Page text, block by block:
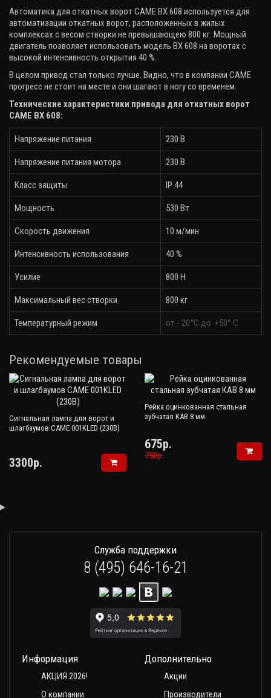
Автоматика для откатных ворот CAME BX 608 используется для
автоматизации откатных ворот, расположенных в жилых
комплексах с весом створки не превышающею 800 кг. Мощный
двигатель позволяет использовать модель BX608 на воротах с
высокой интенсивность открытия 40 %.
В целом привод стал только лучше. Видно, что в компании CAME
прогресс не стоит на месте и они шагают в ногу со временем.
Технические характеристики привода для откатных ворот
CAME BX 608:
Напряжение питания 230 В
Напряжение питания мотора 230 В
Класс защиты IP 44
Мощность 530 Вт
Скорость движения 10 м/мин
Интенсивность использования 40 %
Усилие 800 H
Максимальный вес створки 800 кг
Температурный режим от - 20°С до +50° C
Рекомендуемые товары
Сигнальная лампа для ворот и
шлагбаумов CAME 001KLED (230В)
3300р.
Рейка оцинкованная стальная
зубчатая КАВ 8 мм
675р.
750р.
Служба поддержки
8 (495) 646-16-21
Информация
АКЦИЯ 2026!
О компании
Дополнительно
Акции
Производители